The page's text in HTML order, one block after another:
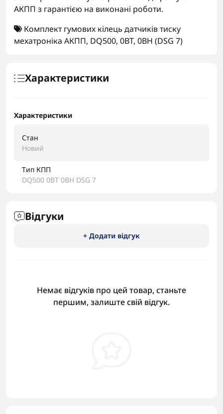
АКПП з гарантією на виконані роботи.
Комплект гумових кілець датчиків тиску
мехатроніка АКПП, DQ500, 0BT, 0BH (DSG 7)
Характеристики
Характеристики
Стан
Новий
Тип КПП
DQ500 0BT 0BH DSG 7
Відгуки
+ Додати відгук
Немає відгуків про цей товар, станьте
першим, залиште свій відгук.